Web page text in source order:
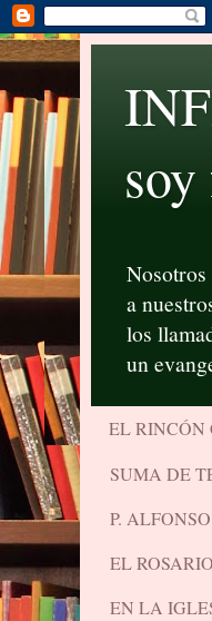
a
los
un
EL RINCÓN
SUMA DE
P.
EL
EN LA